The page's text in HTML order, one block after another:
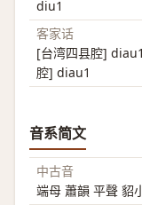
diu1
客家话
[台湾四县腔]
腔] diau1
音系简文
中古音
端母 蕭韻 平聲 貂